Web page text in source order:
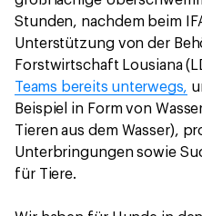
Stunden, nachdem beim
Unterstützung von der
Forstwirtschaft Lousiana
Teams bereits unterwegs,
Beispiel in Form von
Tieren aus dem Wasser),
Unterbringungen sowie
für Tiere.